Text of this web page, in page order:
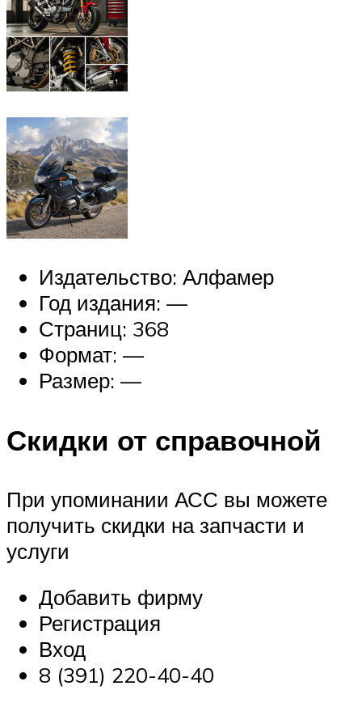
Издательство: Алфамер
Год издания: —
Страниц: 368
Формат: —
Размер: —
Скидки от справочной
При упоминании АСС вы можете
получить скидки на запчасти и
услуги
Добавить фирму
Регистрация
Вход
8 (391) 220-40-40